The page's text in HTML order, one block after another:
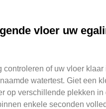
vloer uw
controleren of uw vloer klaar
watertest. Giet een
op verschillende plekken in
enkele seconden